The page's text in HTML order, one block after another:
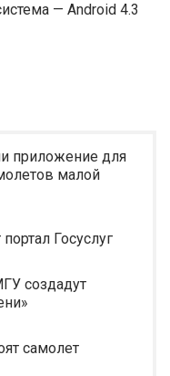
— Android 4.3
приложение для
малой
Госуслуг
создадут
самолет